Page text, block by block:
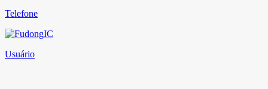
Telefone
Usuário